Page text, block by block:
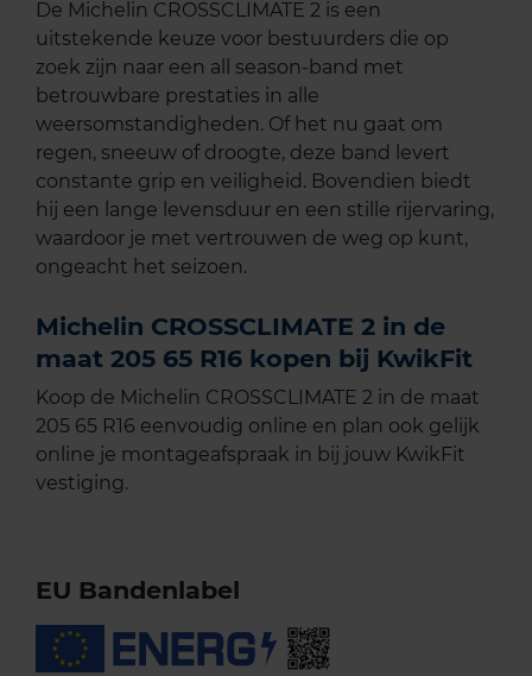
De Michelin CROSSCLIMATE 2 is een
uitstekende keuze voor bestuurders die op
zoek zijn naar een all season-band met
betrouwbare prestaties in alle
weersomstandigheden. Of het nu gaat om
regen, sneeuw of droogte, deze band levert
constante grip en veiligheid. Bovendien biedt
hij een lange levensduur en een stille rijervaring,
waardoor je met vertrouwen de weg op kunt,
ongeacht het seizoen.
Michelin CROSSCLIMATE 2 in de
maat 205 65 R16 kopen bij KwikFit
Koop de Michelin CROSSCLIMATE 2 in de maat
205 65 R16 eenvoudig online en plan ook gelijk
online je montageafspraak in bij jouw KwikFit
vestiging.
EU Bandenlabel